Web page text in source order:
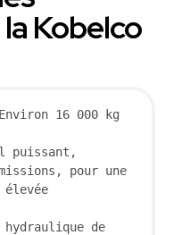
Kobelco
16 000 kg
puissant,
pour une
élevée
de